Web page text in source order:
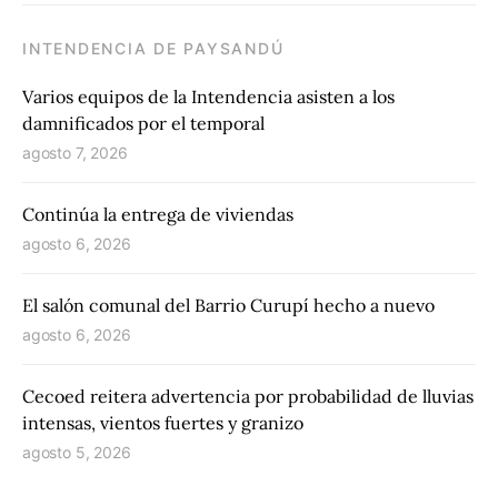
INTENDENCIA DE PAYSANDÚ
Varios equipos de la Intendencia asisten a los
damnificados por el temporal
agosto 7, 2026
Continúa la entrega de viviendas
agosto 6, 2026
El salón comunal del Barrio Curupí hecho a nuevo
agosto 6, 2026
Cecoed reitera advertencia por probabilidad de lluvias
intensas, vientos fuertes y granizo
agosto 5, 2026